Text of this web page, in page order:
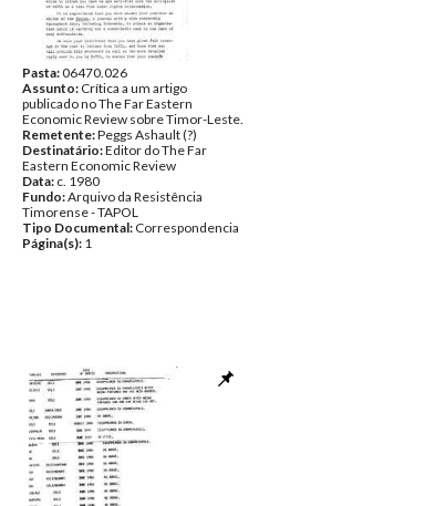
Pasta:06470.026
Assunto: Crítica a um artigo
publicado no The Far Eastern
Economic Review sobre Timor-Leste.
Remetente:Peggs Ashault (?)
Destinatário:Editor do The Far
Eastern Economic Review
Data: c. 1980
Fundo:Arquivo da Resistência
Timorense - TAPOL
Tipo Documental: Correspondencia
Página(s): 1